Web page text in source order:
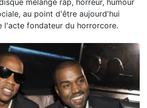
au point d'être aujourd'hui
l'acte fondateur du horrorcore.